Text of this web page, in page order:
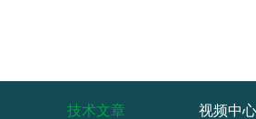
技术文章 视频中